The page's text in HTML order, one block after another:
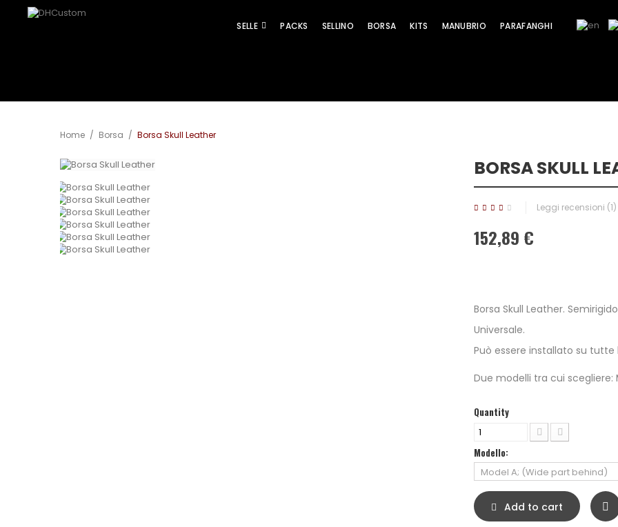
SELLE PACKS SELLINO BORSA KITS MANUBRIO PARAFANGHI
Home / Borsa / Borsa Skull Leather
BORSA SKULL
Leggi recensioni (1)
152,89 €
Borsa Skull Leather.
Universale.
Può essere installato su tutte
Due modelli tra cui scegliere:
Quantity
Modello:
Add to cart